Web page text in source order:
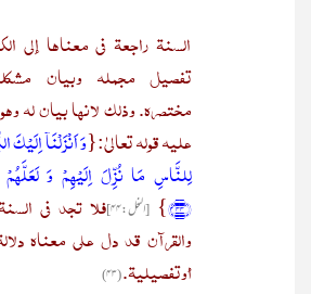
السنة راجعة فی معناھا إلی
تفصیل مجملہ وبیان
مختصرہ. وذلک لأنھا بیان لہ
علیہ قولہ تعالیٰ:{وَ اَنۡزَلۡنَاۤ اِلَیۡکَ
لِلنَّاسِ مَا نُزِّلَ اِلَیۡہِمۡ وَ
﴿۴۴﴾ } [النحل:۴۴]
فلا تجد فی
والقرآن قد دل علی معناہ
أوتفصیلیة.(۴۳)